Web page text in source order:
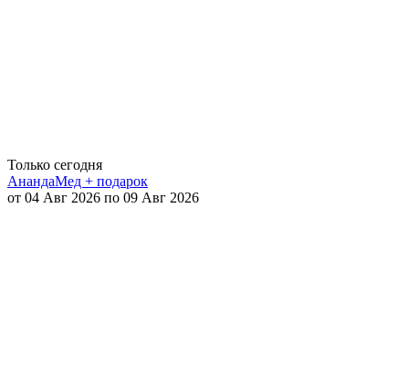
Только сегодня
АнандаМед + подарок
от 04 Авг 2026 по 09 Авг 2026